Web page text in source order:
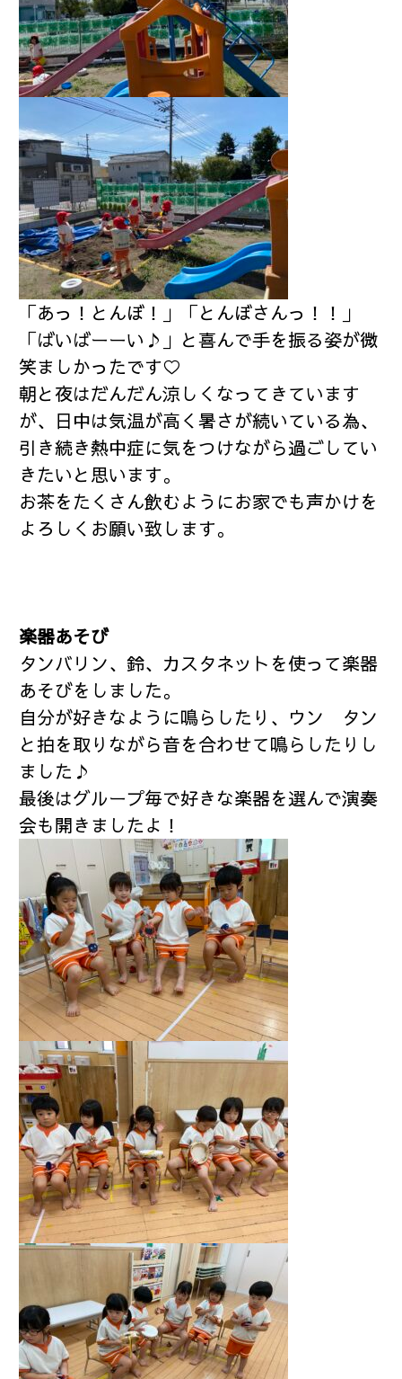
「あっ！とんぼ！」「とんぼさんっ！！」
「ばいばーーい♪」と喜んで手を振る姿が微
笑ましかったです♡
朝と夜はだんだん涼しくなってきています
が、日中は気温が高く暑さが続いている為、
引き続き熱中症に気をつけながら過ごしてい
きたいと思います。
お茶をたくさん飲むようにお家でも声かけを
よろしくお願い致します。
楽器あそび
タンバリン、鈴、カスタネットを使って楽器
あそびをしました。
自分が好きなように鳴らしたり、ウン タン
と拍を取りながら音を合わせて鳴らしたりし
ました♪
最後はグループ毎で好きな楽器を選んで演奏
会も開きましたよ！